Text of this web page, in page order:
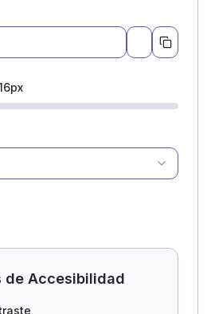
Pick a color
px
de Accesibilidad